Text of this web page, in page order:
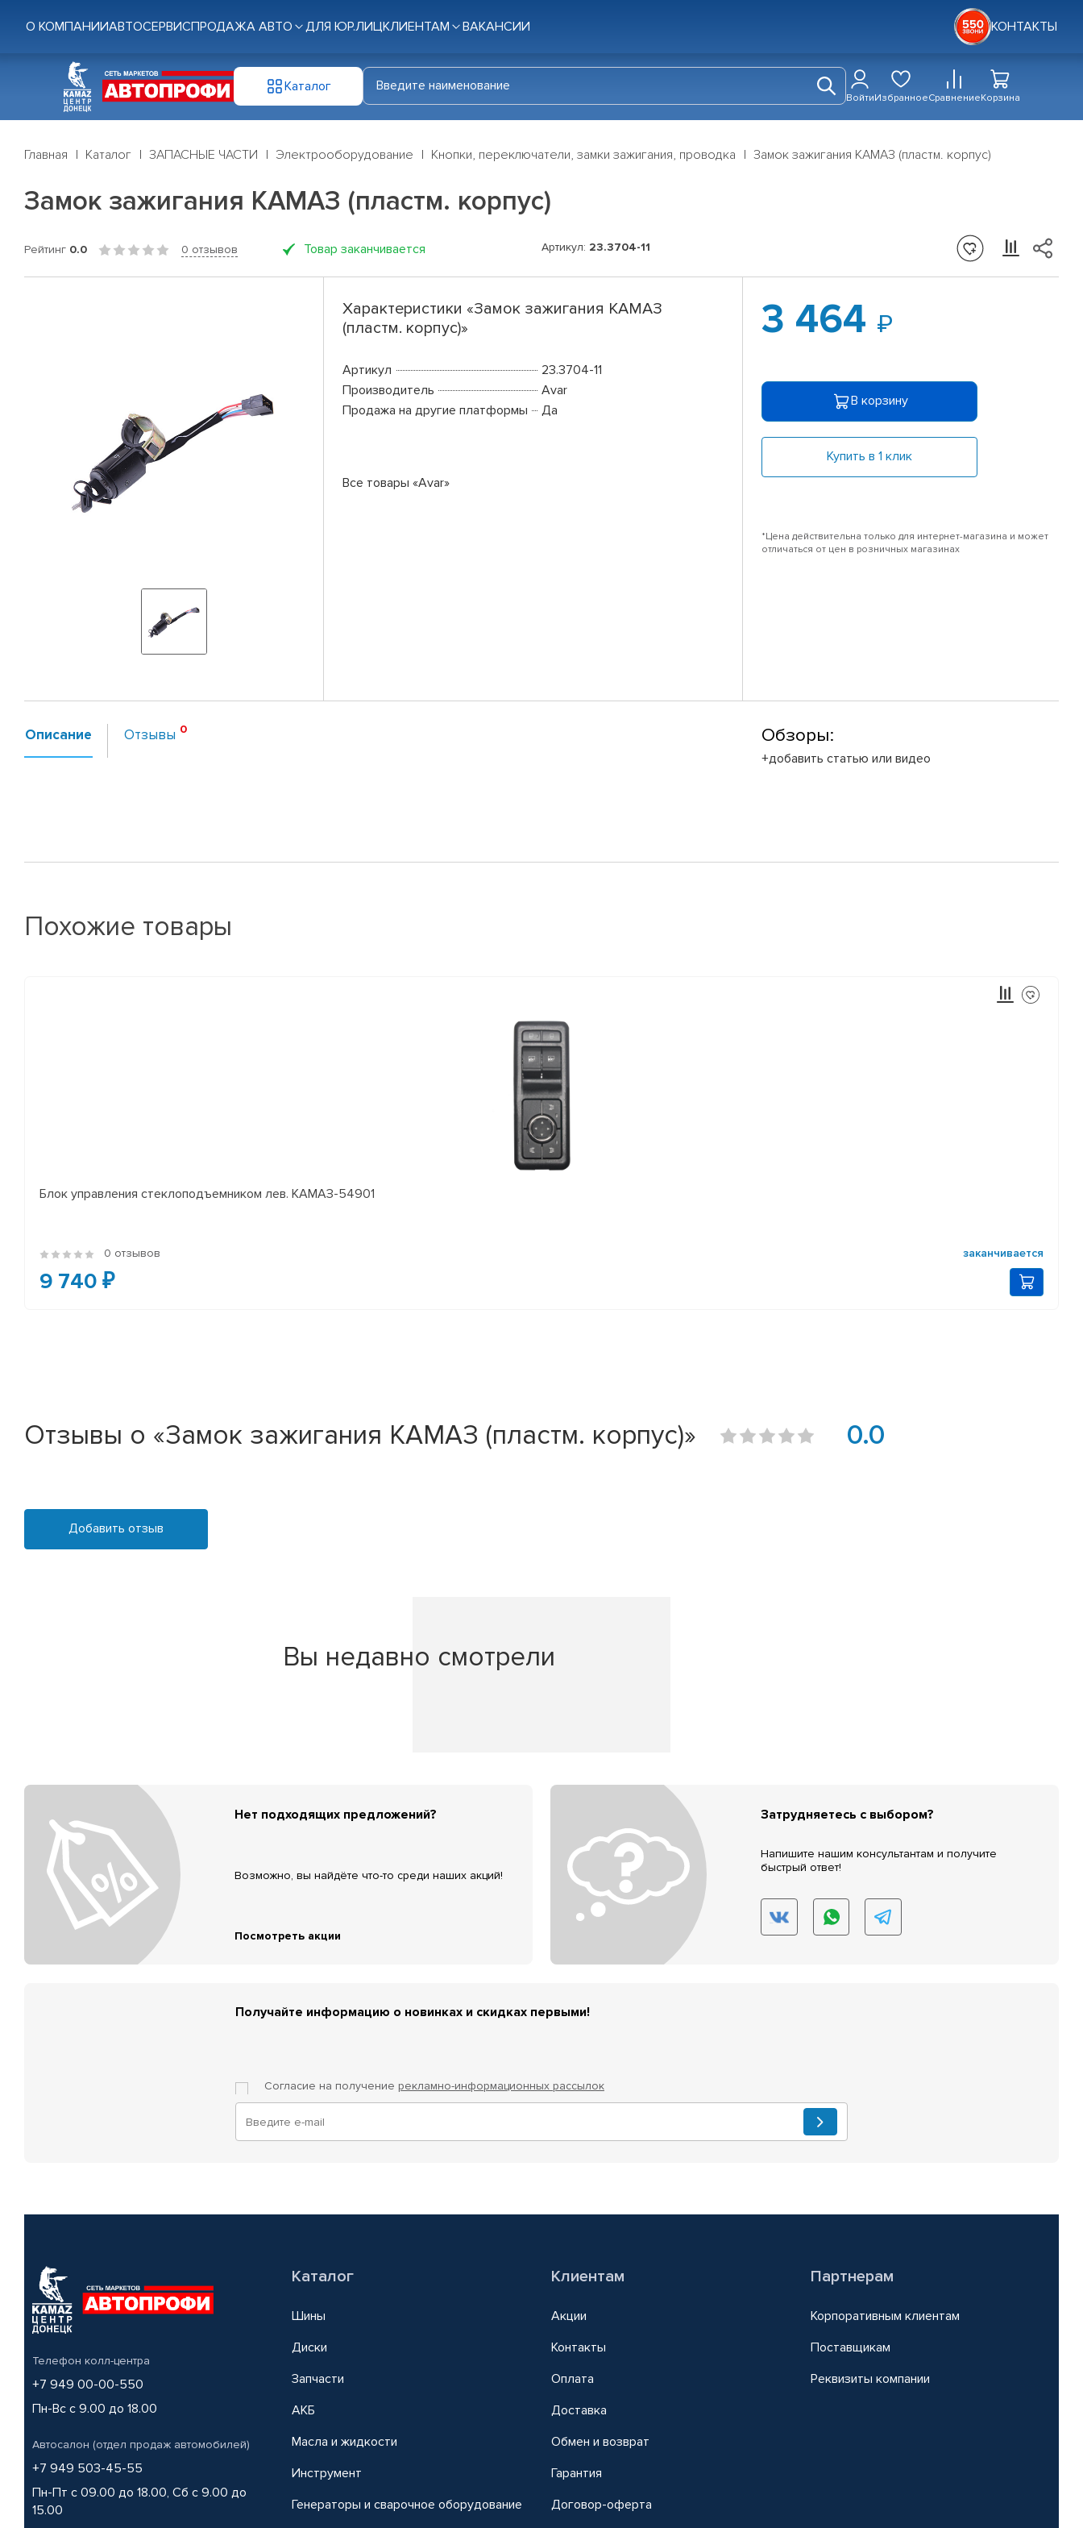
О КОМПАНИИАВТОСЕРВИСПРОДАЖА АВТО ДЛЯ ЮР.ЛИЦКЛИЕНТАМ ВАКАНСИИ КОНТАКТЫ
Каталог
ВойтиИзбранноеСравнениеКорзина
Главная Каталог ЗАПАСНЫЕ ЧАСТИ Электрооборудование Кнопки, переключатели, замки зажигания, проводка Замок зажигания КАМАЗ (пластм. корпус)
Замок зажигания КАМАЗ (пластм. корпус)
Рейтинг 0.0 0 отзывов Товар заканчивается Артикул: 23.3704-11
Характеристики «Замок зажигания КАМАЗ
(пластм. корпус)»
Артикул
23.3704-11
Производитель
Avar
Продажа на другие платформы
Да
Все товары «Avar»
3 464
В корзину
Купить в 1 клик
*Цена действительна только для интернет-магазина и может
отличаться от цен в розничных магазинах
Описание Отзывы Обзоры:
+добавить статью или видео
Похожие товары
Блок управления стеклоподъемником лев. КАМАЗ-54901
0 отзывов заканчивается
9 740 ₽
Отзывы о «Замок зажигания КАМАЗ (пластм. корпус)» 0.0
Добавить отзыв
Вы недавно смотрели
Нет подходящих предложений?
Возможно, вы найдёте что-то среди наших акций!
Посмотреть акции
Затрудняетесь с выбором?
Напишите нашим консультантам и получите
быстрый ответ!
Получайте информацию о новинках и скидках первыми!
Согласие на получение рекламно-информационных рассылок
Телефон колл-центра
+7 949 00-00-550
Пн-Вс с 9.00 до 18.00
Автосалон (отдел продаж автомобилей)
+7 949 503-45-55
Пн-Пт с 09.00 до 18.00, Сб с 9.00 до
15.00
Каталог
Шины
Диски
Запчасти
АКБ
Масла и жидкости
Инструмент
Генераторы и сварочное оборудование
Клиентам
Акции
Контакты
Оплата
Доставка
Обмен и возврат
Гарантия
Договор-оферта
Партнерам
Корпоративным клиентам
Поставщикам
Реквизиты компании